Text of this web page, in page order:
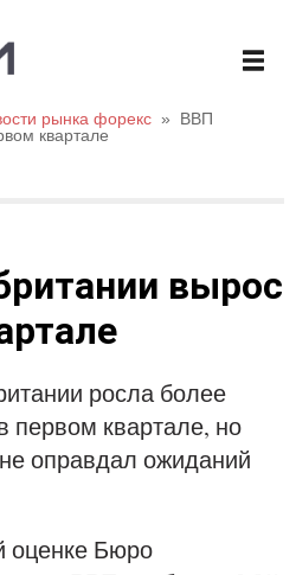
рынка форекс »
ВВП
квартале
вырос
росла более
квартале, но
оправдал ожиданий
оценке Бюро